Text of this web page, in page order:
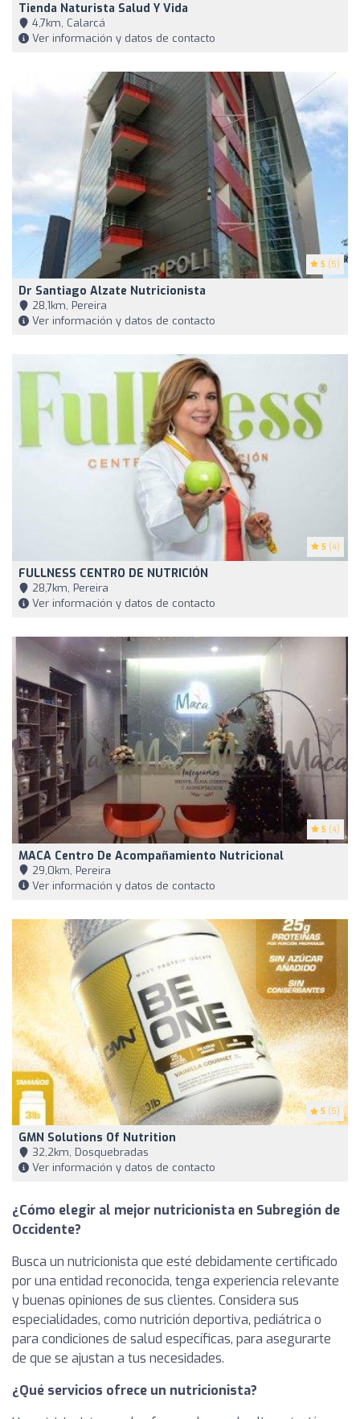
Tienda Naturista Salud Y Vida
4,7km, Calarcá
Ver información y datos de contacto
5 (5)
Dr Santiago Alzate Nutricionista
28,1km, Pereira
Ver información y datos de contacto
5 (4)
FULLNESS CENTRO DE NUTRICIÓN
28,7km, Pereira
Ver información y datos de contacto
5 (4)
MACA Centro De Acompañamiento Nutricional
29,0km, Pereira
Ver información y datos de contacto
5 (5)
GMN Solutions Of Nutrition
32,2km, Dosquebradas
Ver información y datos de contacto
¿Cómo elegir al mejor nutricionista en Subregión de
Occidente?
Busca un nutricionista que esté debidamente certificado
por una entidad reconocida, tenga experiencia relevante
y buenas opiniones de sus clientes. Considera sus
especialidades, como nutrición deportiva, pediátrica o
para condiciones de salud específicas, para asegurarte
de que se ajustan a tus necesidades.
¿Qué servicios ofrece un nutricionista?